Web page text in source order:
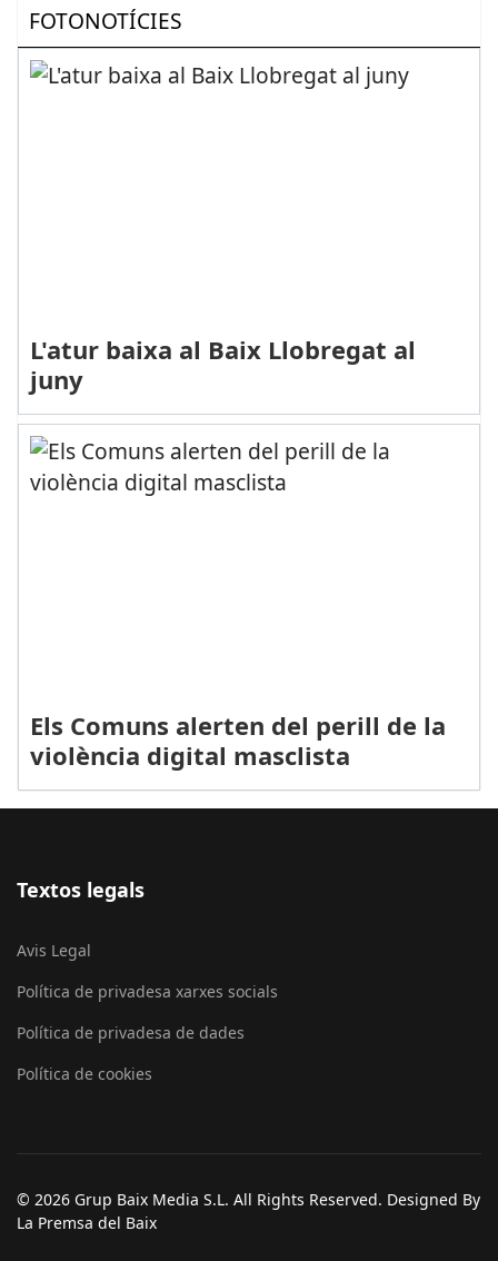
FOTONOTÍCIES
L'atur baixa al Baix Llobregat al
juny
Els Comuns alerten del perill de la
violència digital masclista
Textos legals
Avis Legal
Política de privadesa xarxes socials
Política de privadesa de dades
Política de cookies
© 2026 Grup Baix Media S.L. All Rights Reserved. Designed By
La Premsa del Baix